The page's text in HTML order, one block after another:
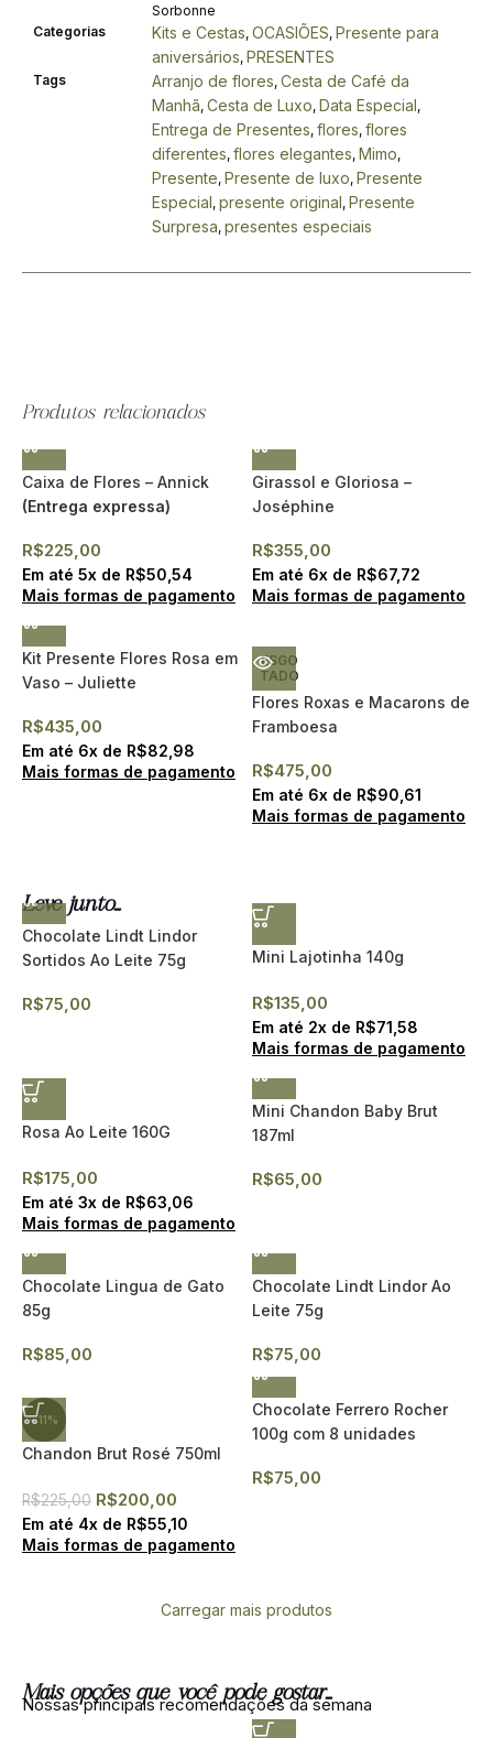
Produtos relacionados
Caixa de Flores – Annick
(Entrega expressa)
R$225,00
Em até 5x de R$50,54
Mais formas de pagamento
Girassol e Gloriosa –
Joséphine
R$355,00
Em até 6x de R$67,72
Mais formas de pagamento
Kit Presente Flores Rosa em
Vaso – Juliette
R$435,00
Em até 6x de R$82,98
Mais formas de pagamento
ESGO
TADO
Flores Roxas e Macarons de
Framboesa
R$475,00
Em até 6x de R$90,61
Mais formas de pagamento
Leve junto...
Chocolate Lindt Lindor
Sortidos Ao Leite 75g
R$75,00
Mini Lajotinha 140g
R$135,00
Em até 2x de R$71,58
Mais formas de pagamento
Rosa Ao Leite 160G
R$175,00
Em até 3x de R$63,06
Mais formas de pagamento
Mini Chandon Baby Brut
187ml
R$65,00
Chocolate Lingua de Gato
85g
R$85,00
Chocolate Lindt Lindor Ao
Leite 75g
R$75,00
- 11%
Chandon Brut Rosé 750ml
R$225,00 R$200,00
Em até 4x de R$55,10
Mais formas de pagamento
Chocolate Ferrero Rocher
100g com 8 unidades
R$75,00
Carregar mais produtos
Mais opções que você pode gostar...
Nossas principais recomendações da semana
Sorbonne
Categorias
Kits e Cestas, OCASIÕES, Presente para
aniversários, PRESENTES
Tags Arranjo de flores, Cesta de Café da
Manhã, Cesta de Luxo, Data Especial,
Entrega de Presentes, flores, flores
diferentes, flores elegantes, Mimo,
Presente, Presente de luxo, Presente
Especial, presente original, Presente
Surpresa, presentes especiais